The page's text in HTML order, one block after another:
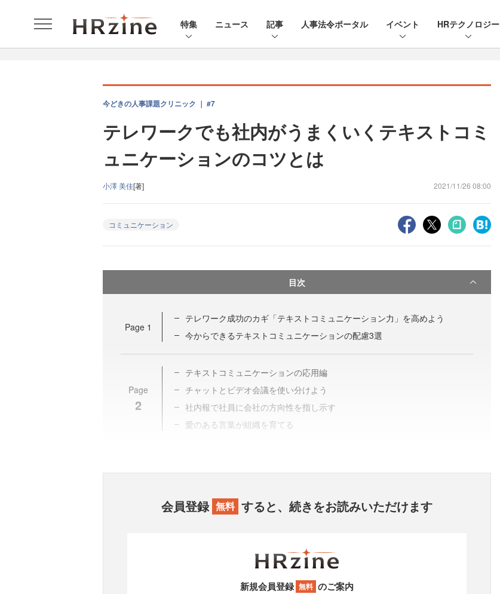
特集 ニュース 記事 人事法令ポータル イベント HRテクノロジー
今どきの人事課題クリニック ｜ #7
テレワークでも社内がうまくいくテキストコミ
ュニケーションのコツとは
小澤 美佳[著] 2021/11/26 08:00
コミュニケーション
目次
Page 1
テレワーク成功のカギ「テキストコミュニケーション力」を高めよう
今からできるテキストコミュニケーションの配慮3選
Page
2
テキストコミュニケーションの応用編
チャットとビデオ会議を使い分けよう
社内報で社員に会社の方向性を指し示す
愛のある言葉が組織を育てる
会員登録 無料 すると、続きをお読みいただけます
新規会員登録 無料 のご案内